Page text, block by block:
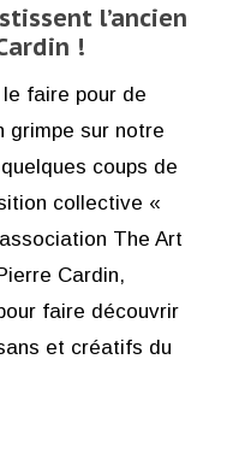
l’ancien
!
faire pour de
grimpe sur notre
coups de
collective «
The Art
Cardin,
faire découvrir
et créatifs du